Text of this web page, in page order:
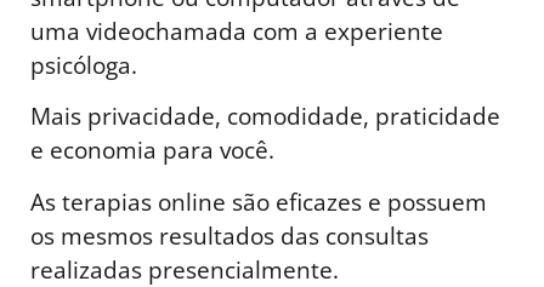
uma videochamada com a experiente
psicóloga.
Mais privacidade, comodidade, praticidade
e economia para você.
As terapias online são eficazes e possuem
os mesmos resultados das consultas
realizadas presencialmente.